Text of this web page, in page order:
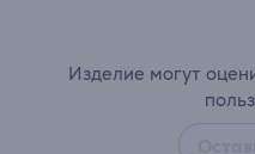
Изделие могут